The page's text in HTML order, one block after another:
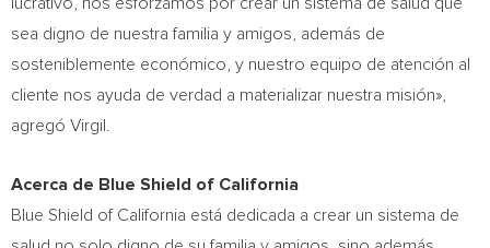
sea digno de nuestra familia y amigos, además de
sosteniblemente económico, y nuestro equipo de atención al
cliente nos ayuda de verdad a materializar nuestra misión»,
agregó Virgil.
Acerca de Blue Shield of California
Blue Shield of California está dedicada a crear un sistema de